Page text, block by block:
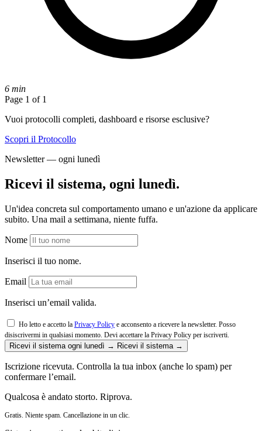
6 min
Page 1 of 1
Vuoi protocolli completi, dashboard e risorse esclusive?
Scopri il Protocollo
Newsletter — ogni lunedì
Ricevi il sistema, ogni lunedì.
Un'idea concreta sul comportamento umano e un'azione da applicare
subito. Una mail a settimana, niente fuffa.
Nome
Inserisci il tuo nome.
Email
Inserisci un’email valida.
Ho letto e accetto la Privacy Policy e acconsento a ricevere la newsletter. Posso
disiscrivermi in qualsiasi momento. Devi accettare la Privacy Policy per iscriverti.
Ricevi il sistema ogni lunedì → Ricevi il sistema →
Iscrizione ricevuta. Controlla la tua inbox (anche lo spam) per
confermare l’email.
Qualcosa è andato storto. Riprova.
Gratis. Niente spam. Cancellazione in un clic.